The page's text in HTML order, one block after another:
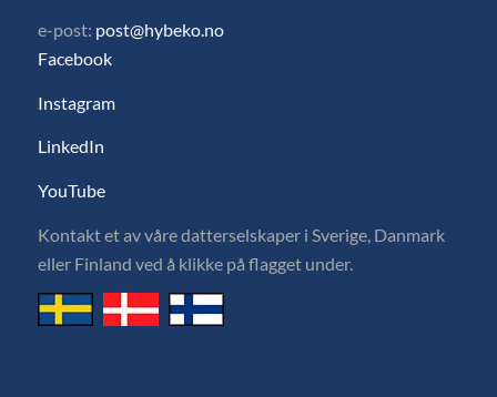
e-post: post@hybeko.no
Facebook
Instagram
LinkedIn
YouTube
Kontakt et av våre datterselskaper i Sverige, Danmark
eller Finland ved å klikke på flagget under.